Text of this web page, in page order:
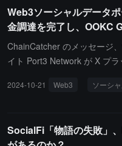
Network によって開発されま
Web3ソーシャルデータ
金調達を完了し、OOKC
ChainCatcher のメッセージ
イト Port3 Network が X プ
されていない。Port3
2024-10-21 Web3 ソーシ
SocialFi「物語の失敗」